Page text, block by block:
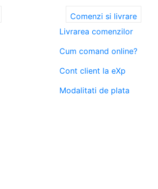
Comenzi si livrare
Livrarea comenzilor
Cum comand online?
Cont client la eXp
Modalitati de plata